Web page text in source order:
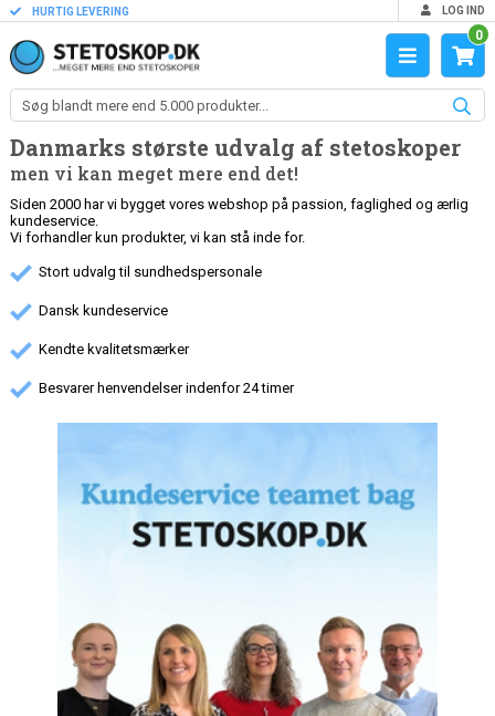
HURTIG LEVERING LOG IND
0
Danmarks største udvalg af stetoskoper
men vi kan meget mere end det!
Siden 2000 har vi bygget vores webshop på passion, faglighed og ærlig
kundeservice.
Vi forhandler kun produkter, vi kan stå inde for.
Stort udvalg til sundhedspersonale
Dansk kundeservice
Kendte kvalitetsmærker
Besvarer henvendelser indenfor 24 timer